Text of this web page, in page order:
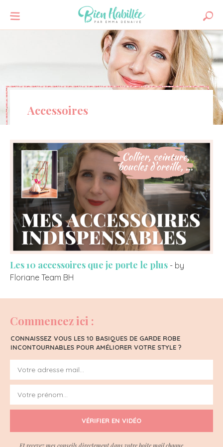
Accessoires
Les 10 accessoires que je porte le plus - by
Floriane Team BH
Commencez ici :
CONNAISSEZ VOUS LES 10 BASIQUES DE GARDE ROBE
INCONTOURNABLES POUR AMÉLIORER VOTRE STYLE ?
VÉRIFIER EN VIDÉO